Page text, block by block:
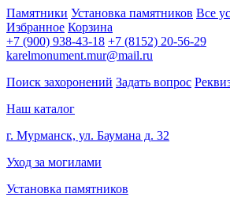
Памятники Установка памятников Все
Избранное Корзина
+7 (900) 938-43-18 +7 (8152) 20-56-29
karelmonument.mur@mail.ru
Поиск захоронений Задать вопрос
Наш каталог
г. Мурманск, ул. Баумана д. 32
Уход за могилами
Установка памятников